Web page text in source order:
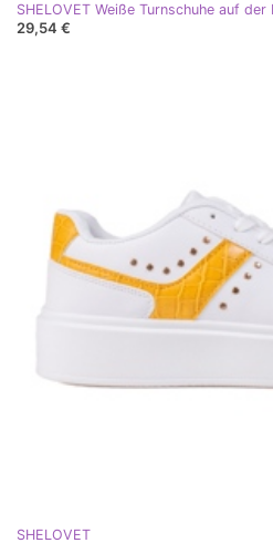
SHELOVET Weiße Turnschuhe auf
29,54 €
SHELOVET